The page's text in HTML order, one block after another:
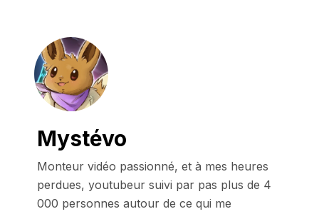
Mystévo
Monteur vidéo passionné, et à mes heures
perdues, youtubeur suivi par pas plus de 4
000 personnes autour de ce qui me